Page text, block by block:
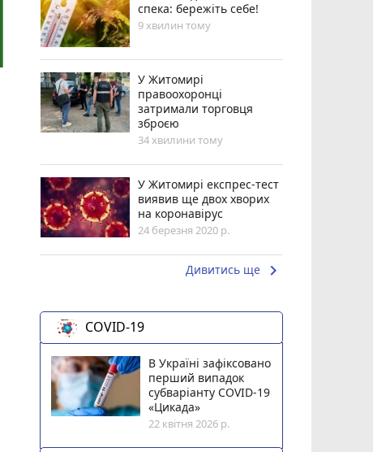
спека: бережіть себе!
9 хвилин тому
У Житомирі
правоохоронці
затримали торговця
зброєю
34 хвилини тому
У Житомирі експрес-тест
виявив ще двох хворих
на коронавірус
24 березня 2020 р.
Дивитись ще keyboard_arrow_right
COVID-19
В Україні зафіксовано
перший випадок
субваріанту COVID-19
«Цикада»
22 квітня 2026 р.